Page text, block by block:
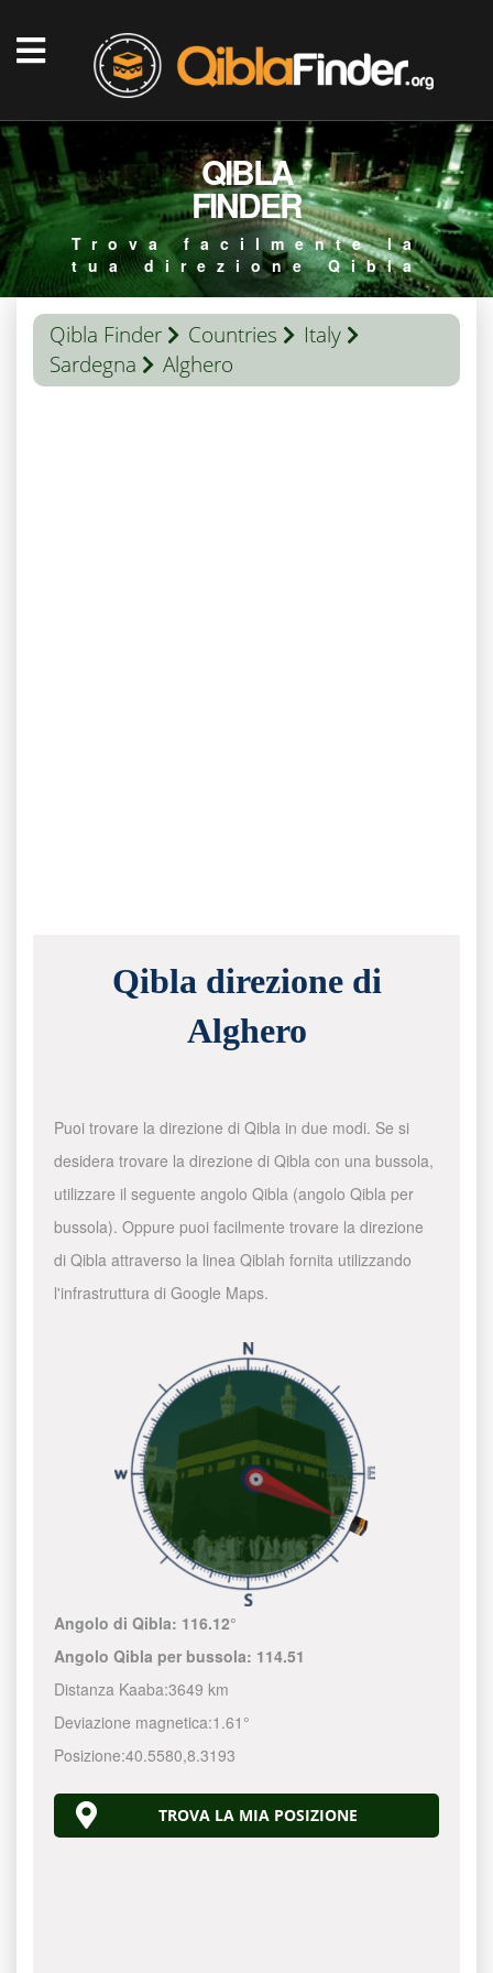
QIBLA
FINDER
Trova facilmente la
tua direzione Qibla
Qibla Finder Countries
Italy
Sardegna
Alghero
Qibla direzione di
Alghero
Puoi trovare la direzione di Qibla in due modi. Se si
desidera trovare la direzione di Qibla con una bussola,
utilizzare il seguente angolo Qibla (angolo Qibla per
bussola). Oppure puoi facilmente trovare la direzione
di Qibla attraverso la linea Qiblah fornita utilizzando
l'infrastruttura di Google Maps.
Angolo di Qibla: 116.12°
Angolo Qibla per bussola: 114.51
Distanza Kaaba:3649 km
Deviazione magnetica:1.61°
Posizione:40.5580,8.3193
TROVA LA MIA POSIZIONE